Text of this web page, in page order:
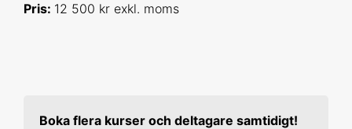
Pris: 12 500 kr exkl. moms
Boka flera kurser och deltagare samtidigt!